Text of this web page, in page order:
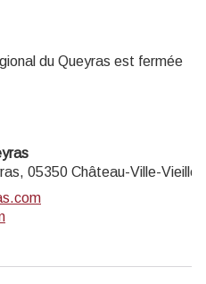
du Queyras est fermée
05350 Château-Ville-Vieille